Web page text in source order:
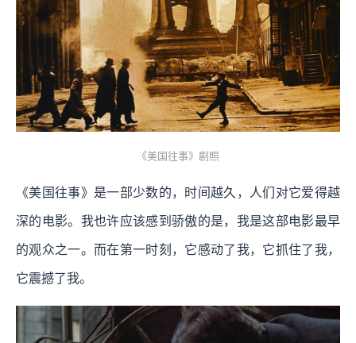
《美国往事》剧照
《美国往事》是一部少数的，时间越久，人们对它爱得越
深的电影。我也许应该感到骄傲的是，我是这部电影最早
的观众之一。而在第一时刻，它感动了我，它抓住了我，
它震撼了我。